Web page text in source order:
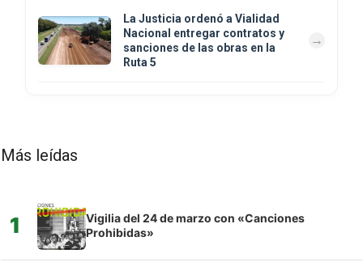
La Justicia ordenó a Vialidad
Nacional entregar contratos y
sanciones de las obras en la
Ruta 5
Más leídas
1
Vigilia del 24 de marzo con «Canciones
Prohibidas»